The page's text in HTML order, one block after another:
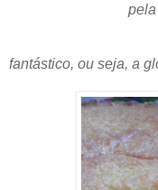
pela
fofura e
fantástico, ou seja, a